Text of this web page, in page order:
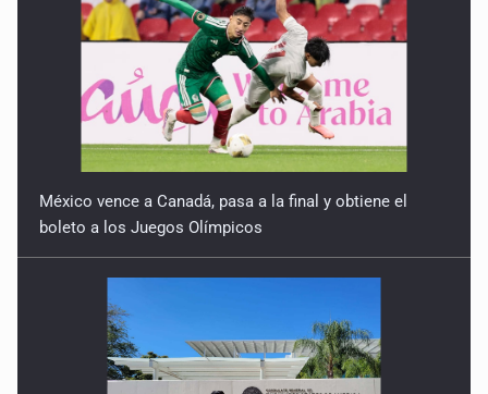
México vence a Canadá, pasa a la final y obtiene el
boleto a los Juegos Olímpicos